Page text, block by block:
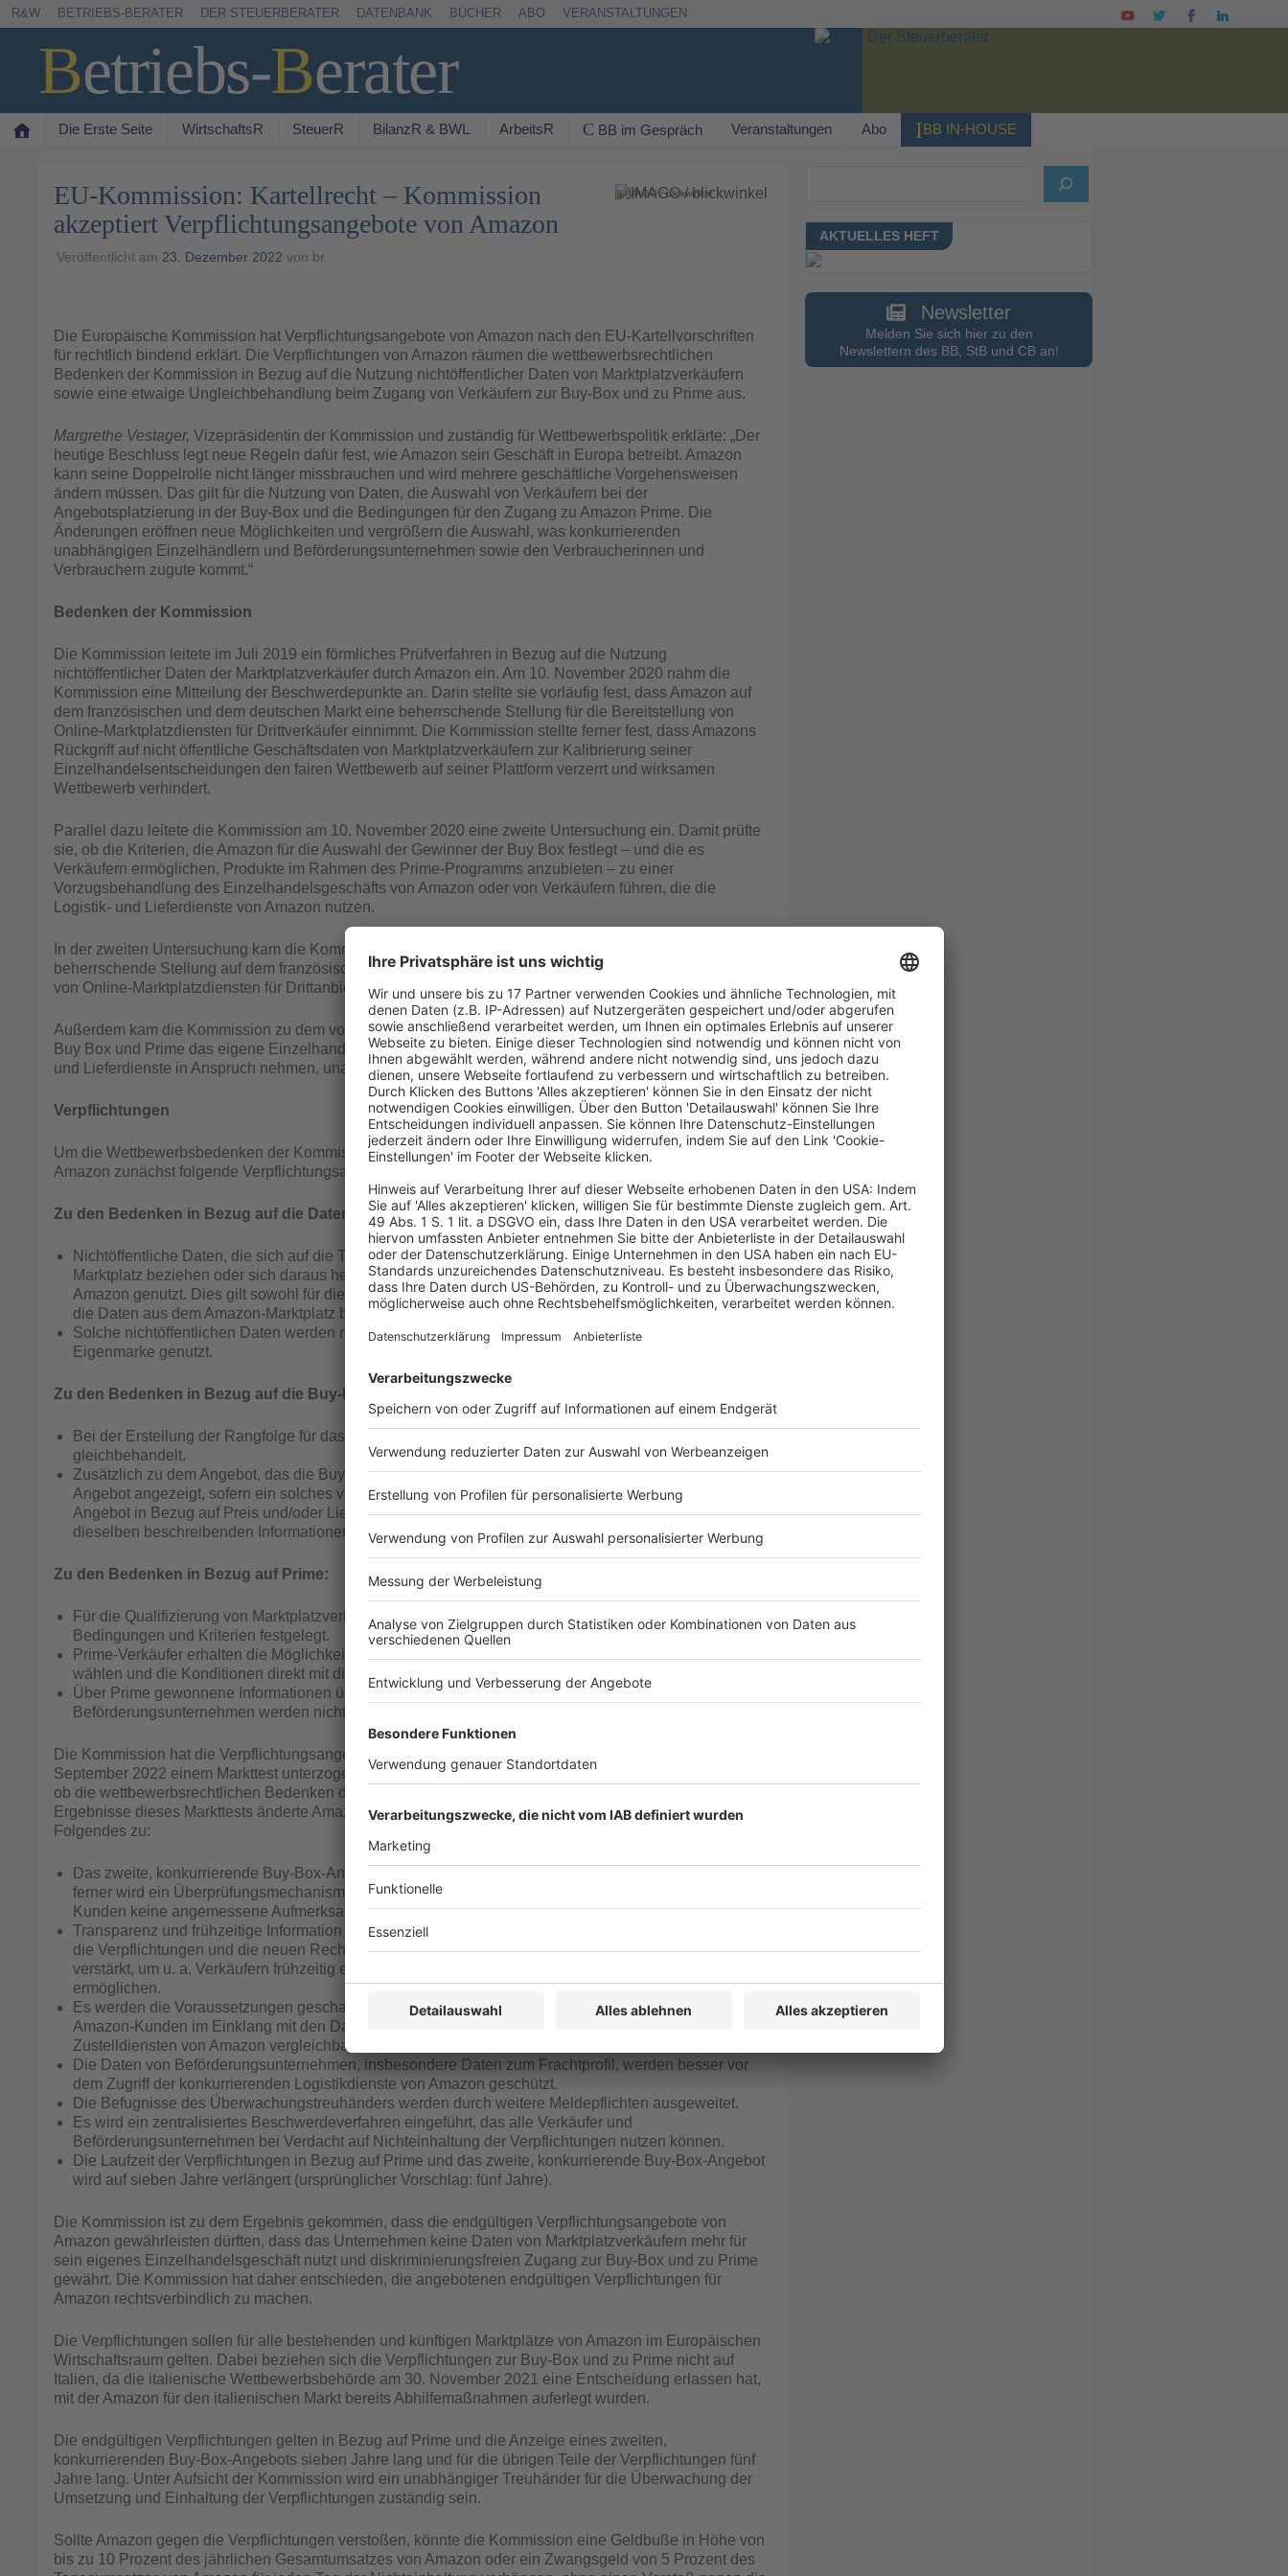
Zum
Inhalt
springen
R&W BETRIEBS-BERATER DER STEUERBERATER DATENBANK BÜCHER ABO VERANSTALTUNGEN
Betriebs-Berater
Die Erste Seite WirtschaftsR SteuerR BilanzR & BWL ArbeitsR C BB im Gespräch Veranstaltungen Abo IBB IN-HOUSE
© IMAGO / blickwinkel
EU-Kommission: Kartellrecht – Kommission
akzeptiert Verpflichtungsangebote von Amazon
Veröffentlicht am 23. Dezember 2022 von br
Die Europäische Kommission hat Verpflichtungsangebote von Amazon nach den EU‑Kartellvorschriften
für rechtlich bindend erklärt. Die Verpflichtungen von Amazon räumen die wettbewerbsrechtlichen
Bedenken der Kommission in Bezug auf die Nutzung nichtöffentlicher Daten von Marktplatzverkäufern
sowie eine etwaige Ungleichbehandlung beim Zugang von Verkäufern zur Buy-Box und zu Prime aus.
Margrethe Vestager, Vizepräsidentin der Kommission und zuständig für Wettbewerbspolitik erklärte: „Der
heutige Beschluss legt neue Regeln dafür fest, wie Amazon sein Geschäft in Europa betreibt. Amazon
kann seine Doppelrolle nicht länger missbrauchen und wird mehrere geschäftliche Vorgehensweisen
ändern müssen. Das gilt für die Nutzung von Daten, die Auswahl von Verkäufern bei der
Angebotsplatzierung in der Buy-Box und die Bedingungen für den Zugang zu Amazon Prime. Die
Änderungen eröffnen neue Möglichkeiten und vergrößern die Auswahl, was konkurrierenden
unabhängigen Einzelhändlern und Beförderungsunternehmen sowie den Verbraucherinnen und
Verbrauchern zugute kommt.“
Bedenken der Kommission
Die Kommission leitete im Juli 2019 ein förmliches Prüfverfahren in Bezug auf die Nutzung
nichtöffentlicher Daten der Marktplatzverkäufer durch Amazon ein. Am 10. November 2020 nahm die
Kommission eine Mitteilung der Beschwerdepunkte an. Darin stellte sie vorläufig fest, dass Amazon auf
dem französischen und dem deutschen Markt eine beherrschende Stellung für die Bereitstellung von
Online-Marktplatzdiensten für Drittverkäufer einnimmt. Die Kommission stellte ferner fest, dass Amazons
Rückgriff auf nicht öffentliche Geschäftsdaten von Marktplatzverkäufern zur Kalibrierung seiner
Einzelhandelsentscheidungen den fairen Wettbewerb auf seiner Plattform verzerrt und wirksamen
Wettbewerb verhindert.
Parallel dazu leitete die Kommission am 10. November 2020 eine zweite Untersuchung ein. Damit prüfte
sie, ob die Kriterien, die Amazon für die Auswahl der Gewinner der Buy Box festlegt – und die es
Verkäufern ermöglichen, Produkte im Rahmen des Prime-Programms anzubieten – zu einer
Vorzugsbehandlung des Einzelhandelsgeschäfts von Amazon oder von Verkäufern führen, die die
Logistik- und Lieferdienste von Amazon nutzen.
In der zweiten Untersuchung kam die Kommission zu dem vorläufigen Schluss, dass Amazon seine
beherrschende Stellung auf dem französischen, deutschen und spanischen Markt für die Bereitstellung
von Online-Marktplatzdiensten für Drittanbieter missbraucht hat.
Außerdem kam die Kommission zu dem vorläufigen Schluss, dass Amazons Regeln und Kriterien für die
Buy Box und Prime das eigene Einzelhandelsgeschäft sowie Marktplatzverkäufer, die Amazons Logistik-
und Lieferdienste in Anspruch nehmen, unangemessen begünstigen.
Verpflichtungen
Um die Wettbewerbsbedenken der Kommission in Bezug auf beide Untersuchungen auszuräumen, hat
Amazon zunächst folgende Verpflichtungsangebote vorgelegt:
Zu den Bedenken in Bezug auf die Datennutzung:
Nichtöffentliche Daten, die sich auf die Tätigkeiten der unabhängigen Verkäufer auf dem Amazon-
Marktplatz beziehen oder sich daraus herleiten, werden nicht für das Einzelhandelsgeschäft von
Amazon genutzt. Dies gilt sowohl für die automatisierten Tools von Amazon als auch für Mitarbeiter, die
die Daten aus dem Amazon-Marktplatz bei Einzelhandelsentscheidungen heranziehen könnten.
Solche nichtöffentlichen Daten werden nicht für den Verkauf von Markenartikeln und Produkten der
Eigenmarke genutzt.
Zu den Bedenken in Bezug auf die Buy-Box:
Bei der Erstellung der Rangfolge für das Angebot, das die Buy-Box gewinnt, werden alle Verkäufer
gleichbehandelt.
Zusätzlich zu dem Angebot, das die Buy-Box gewonnen hat, wird ein zweites, konkurrierendes
Angebot angezeigt, sofern ein solches von einem anderen Verkäufer vorliegt und sich vom ersten
Angebot in Bezug auf Preis und/oder Lieferung hinreichend unterscheidet. Beide Angebote enthalten
dieselben beschreibenden Informationen und bieten dieselbe Einkaufserfahrung.
Zu den Bedenken in Bezug auf Prime:
Für die Qualifizierung von Marktplatzverkäufern und Angeboten für Prime werden nichtdiskriminierende
Bedingungen und Kriterien festgelegt.
Prime-Verkäufer erhalten die Möglichkeit, für ihre Logistik- und Lieferdienste ein Unternehmen frei zu
wählen und die Konditionen direkt mit diesem Unternehmen auszuhandeln.
Über Prime gewonnene Informationen über die Konditionen und die Leistung dritter
Beförderungsunternehmen werden nicht für die eigenen Logistikdienste genutzt.
Die Kommission hat die Verpflichtungsangebote von Amazon im Zeitraum vom 14. Juli 2022 bis zum 9.
September 2022 einem Markttest unterzogen und alle interessierten Dritten konsultiert, um festzustellen,
ob die wettbewerbsrechtlichen Bedenken durch diese Zusagen ausgeräumt würden. Angesichts der
Ergebnisse dieses Markttests änderte Amazon die ursprünglichen Verpflichtungsangebote und sagte
Folgendes zu:
Das zweite, konkurrierende Buy-Box-Angebot wird besser präsentiert, d. h. deutlicher hervorgehoben;
ferner wird ein Überprüfungsmechanismus eingeführt für den Fall, dass die Präsentation bei den
Kunden keine angemessene Aufmerksamkeit erweckt.
Transparenz und frühzeitige Information von Verkäufern und Beförderungsunternehmen in Bezug auf
die Verpflichtungen und die neuen Rechte der Verkäufer und Beförderungsunternehmen werden
verstärkt, um u. a. Verkäufern frühzeitig einen Wechsel zu unabhängigen Beförderungsunternehmen zu
ermöglichen.
Es werden die Voraussetzungen geschaffen, damit unabhängige Beförderungsunternehmen ihre
Amazon-Kunden im Einklang mit den Datenschutzvorschriften direkt kontaktieren und mit den
Zustelldiensten von Amazon vergleichbare Dienste anbieten können.
Die Daten von Beförderungsunternehmen, insbesondere Daten zum Frachtprofil, werden besser vor
dem Zugriff der konkurrierenden Logistikdienste von Amazon geschützt.
Die Befugnisse des Überwachungstreuhänders werden durch weitere Meldepflichten ausgeweitet.
Es wird ein zentralisiertes Beschwerdeverfahren eingeführt, das alle Verkäufer und
Beförderungsunternehmen bei Verdacht auf Nichteinhaltung der Verpflichtungen nutzen können.
Die Laufzeit der Verpflichtungen in Bezug auf Prime und das zweite, konkurrierende Buy-Box-Angebot
wird auf sieben Jahre verlängert (ursprünglicher Vorschlag: fünf Jahre).
Die Kommission ist zu dem Ergebnis gekommen, dass die endgültigen Verpflichtungsangebote von
Amazon gewährleisten dürften, dass das Unternehmen keine Daten von Marktplatzverkäufern mehr für
sein eigenes Einzelhandelsgeschäft nutzt und diskriminierungsfreien Zugang zur Buy-Box und zu Prime
gewährt. Die Kommission hat daher entschieden, die angebotenen endgültigen Verpflichtungen für
Amazon rechtsverbindlich zu machen.
Die Verpflichtungen sollen für alle bestehenden und künftigen Marktplätze von Amazon im Europäischen
Wirtschaftsraum gelten. Dabei beziehen sich die Verpflichtungen zur Buy-Box und zu Prime nicht auf
Italien, da die italienische Wettbewerbsbehörde am 30. November 2021 eine Entscheidung erlassen hat,
mit der Amazon für den italienischen Markt bereits Abhilfemaßnahmen auferlegt wurden.
Die endgültigen Verpflichtungen gelten in Bezug auf Prime und die Anzeige eines zweiten,
konkurrierenden Buy-Box-Angebots sieben Jahre lang und für die übrigen Teile der Verpflichtungen fünf
Jahre lang. Unter Aufsicht der Kommission wird ein unabhängiger Treuhänder für die Überwachung der
Umsetzung und Einhaltung der Verpflichtungen zuständig sein.
Sollte Amazon gegen die Verpflichtungen verstoßen, könnte die Kommission eine Geldbuße in Höhe von
bis zu 10 Prozent des jährlichen Gesamtumsatzes von Amazon oder ein Zwangsgeld von 5 Prozent des
AKTUELLES HEFT
Newsletter
Melden Sie sich hier zu den
Newslettern des BB, StB und CB an!